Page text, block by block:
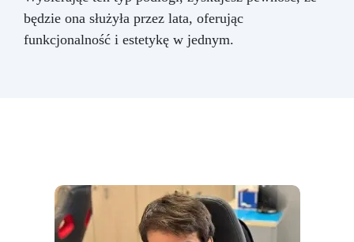
będzie ona służyła przez lata, oferując
funkcjonalność i estetykę w jednym.